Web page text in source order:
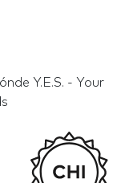
Y.E.S. - Your